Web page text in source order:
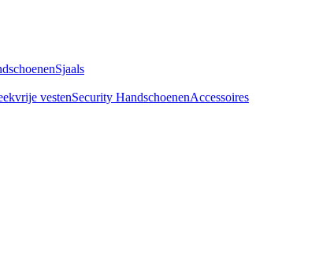
Sjaals
vestenSecurity HandschoenenAccessoires